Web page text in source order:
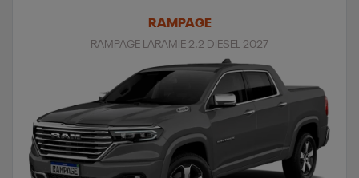
RAMPAGE
RAMPAGE LARAMIE 2.2 DIESEL 2027